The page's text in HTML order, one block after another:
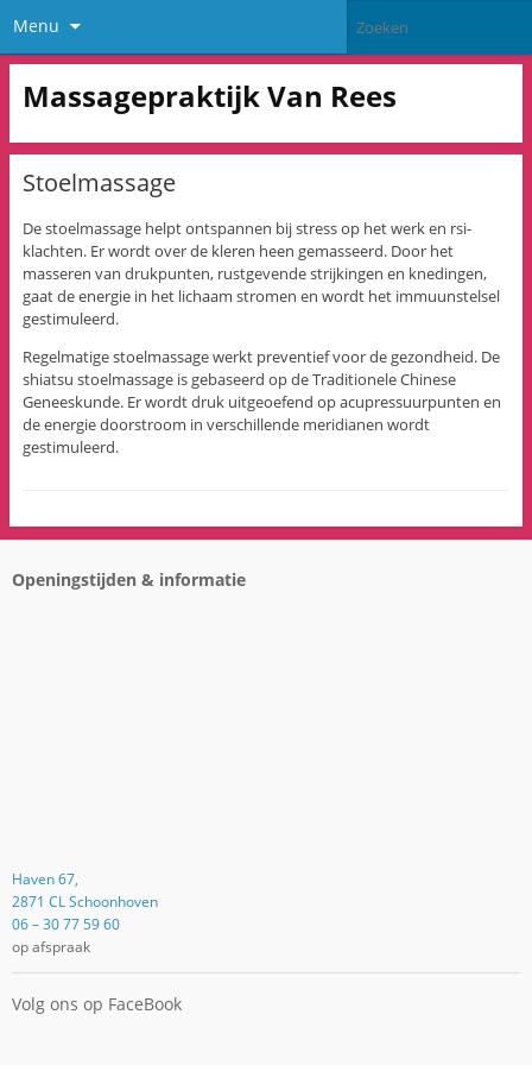
Menu
Massagepraktijk Van Rees
Stoelmassage
De stoelmassage helpt ontspannen bij stress op het werk en rsi-
klachten. Er wordt over de kleren heen gemasseerd. Door het
masseren van drukpunten, rustgevende strijkingen en knedingen,
gaat de energie in het lichaam stromen en wordt het immuunstelsel
gestimuleerd.
Regelmatige stoelmassage werkt preventief voor de gezondheid. De
shiatsu stoelmassage is gebaseerd op de Traditionele Chinese
Geneeskunde. Er wordt druk uitgeoefend op acupressuurpunten en
de energie doorstroom in verschillende meridianen wordt
gestimuleerd.
Openingstijden & informatie
Haven 67,
2871 CL Schoonhoven
06 – 30 77 59 60
op afspraak
Volg ons op FaceBook